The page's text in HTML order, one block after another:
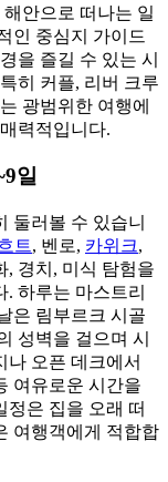
안으로 떠나는 일
인 중심지 가이드
을 즐길 수 있는 시
히 커플, 리버 크루
광범위한 여행에
력적입니다.
일
둘러볼 수 있습니
트, 벤로, 카위크,
, 경치, 미식 탐험을
하루는 마스트리
은 림부르크 시골
성벽을 걸으며 시
나 오픈 데크에서
여유로운 시간을
정은 집을 오래 떠
여행객에게 적합합